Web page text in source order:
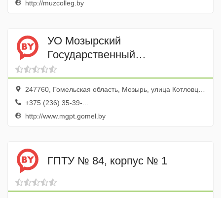
http://muzcolleg.by
УО Мозырский
Государственный
Политехнический Колледж
247760, Гомельская область, Мозырь, улица Котловца, 23
+375 (236) 35-39-...
http://www.mgpt.gomel.by
ГПТУ № 84, корпус № 1